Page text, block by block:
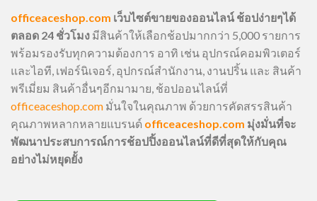
officeaceshop.com เว็บไซต์ขายของออนไลน์ ช้อปง่ายๆได้
ตลอด 24 ชั่วโมง มีสินค้าให้เลือกช้อปมากกว่า 5,000 รายการ
พร้อมรองรับทุกความต้องการ อาทิ เช่น อุปกรณ์คอมพิวเตอร์
และไอที, เฟอร์นิเจอร์, อุปกรณ์สำนักงาน, งานปริ้น และ สินค้า
พรีเมี่ยม สินค้าอื่นๆอีกมามาย, ช้อปออนไลน์ที่
officeaceshop.com มั่นใจในคุณภาพ ด้วยการคัดสรรสินค้า
คุณภาพหลากหลายแบรนด์ officeaceshop.com มุ่งมั่นที่จะ
พัฒนาประสบการณ์การช้อปปิ้งออนไลน์ที่ดีที่สุดให้กับคุณ
อย่างไม่หยุดยั้ง